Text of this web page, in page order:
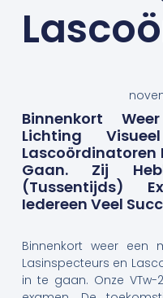
Binnenkort
Lichting
Lascoördinatoren
Gaan. Zij
(tussentijds)
Iedereen Veel
Binnenkort weer een
Lasinspecteurs en
in te gaan. Onze